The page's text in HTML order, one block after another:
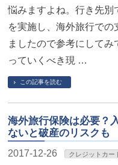
悩みますよね。行き先別
を実施し、海外旅行での
ましたので参考にして
っていくべき現 …
この記事を読む
海外旅行保険は必要？
ないと破産のリスクも
2017-12-26 クレジットカー